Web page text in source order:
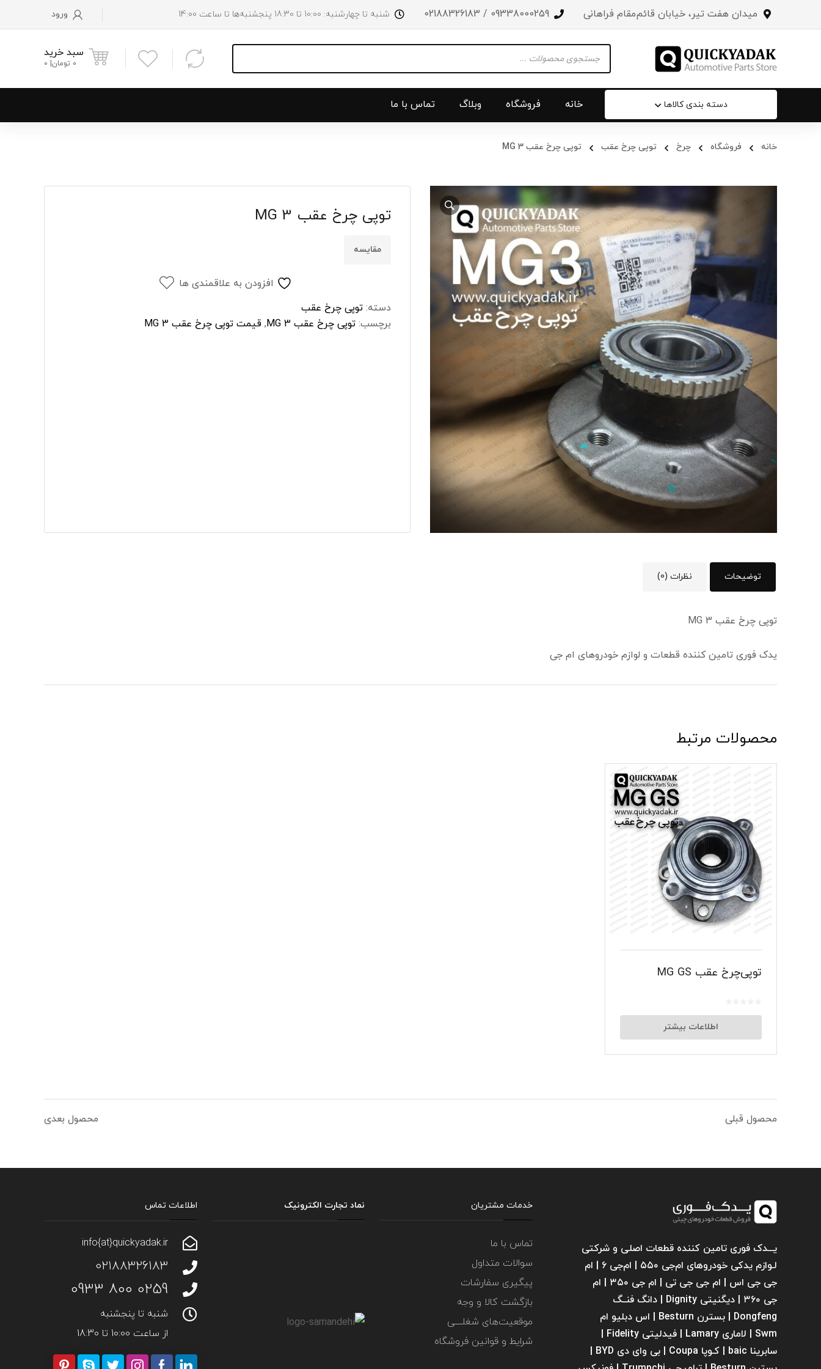
میدان هفت تیر، خیابان قائم‌مقام فراهانی 09338000259 / 02188326183 شنبه تا چهارشنبه: 10:00 تا 18:30 پنجشنبه‌‌ها تا ساعت 14:00 ورود
سبد خرید
0 تومان 0
search
دسته بندی کالاها
درب صندوق
درب خودرو
آینه‌ بغل
گلگیر
چراغ عقب
دی لایت
شبرنگ
سینی زیر فن
میل موج گیر
سیبک فرمان
خانه فروشگاه وبلاگ تماس با ما
خانه فروشگاه چرخ توپی‌ چرخ عقب توپی چرخ عقب MG 3
توپی چرخ عقب MG 3
مقایسه
افزودن به علاقمندی ها
دسته: توپی‌ چرخ عقب
برچسب: توپی چرخ عقب MG 3 , قیمت توپی چرخ عقب MG 3
توضیحات نظرات (0)
توپی چرخ عقب MG 3
یدک فوری تامین کننده قطعات و لوازم خودروهای ام جی
محصولات مرتبط
توپی‌چرخ عقب MG GS
اطلاعات بیشتر
محصول قبلی محصول بعدی
یـــدک فوری تامین کننده قطعات اصلی و شرکتی
لـوازم یدکی خودروهای ام‌جی ۵۵۰ | ام‌جی ۶ | ام
جی جی اس | ام جی جی تی | ام‌ جی ۳۵۰ | ام
جی ۳۶۰ | دیگنیتی Dignity | دانگ فنــگ
Dongfeng | بسترن Besturn | اس دبلیو ام
خدمات مشتریان
تماس با ما
سوالات متداول
پیگیری سفارشات
بازگشت کالا و وجه
موقعیت‌های شغلــــی
شرایط و قوانین فروشگاه
نماد تجارت الکترونیک اطلاعات تماس
info{at}quickyadak.ir
02188326183
0259 800 0933
شنبه تا پنجشنبه
از ساعت 10:00 تا 18:30